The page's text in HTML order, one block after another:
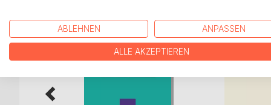
ABLEHNEN ANPASSEN
ALLE AKZEPTIEREN